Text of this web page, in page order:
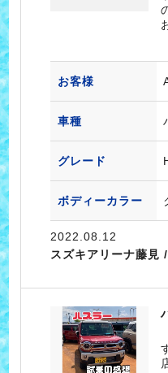
お客様
車種
グレード
ボディーカラー
2022.08.12
スズキアリーナ藤見